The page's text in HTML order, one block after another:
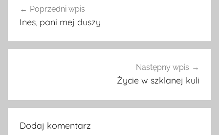
wpisu
Poprzedni wpis
Ines, pani mej duszy
Następny wpis
Życie w szklanej kuli
Dodaj komentarz